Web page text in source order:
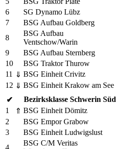
6
SG Dynamo Lübz
7
BSG Aufbau Goldberg
8
BSG Aufbau
Ventschow/Warin
9
BSG Aufbau Sternberg
10
BSG Traktor Thurow
11
⇓ BSG Einheit Crivitz
12 ⇓ BSG Einheit Krakow am See
✔
Bezirksklasse Schwerin Süd
1
⇑ BSG Einheit Dömitz
2
BSG Empor Grabow
3
BSG Einheit Ludwigslust
BSG C/M Veritas